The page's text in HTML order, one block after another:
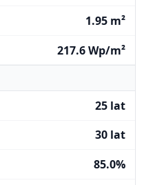
1.95 m²
217.6 Wp/m²
25 lat
30 lat
85.0%